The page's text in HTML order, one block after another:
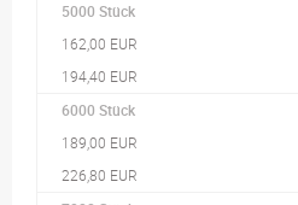
5000 Stück
162,00 EUR
194,40 EUR
6000 Stück
189,00 EUR
226,80 EUR